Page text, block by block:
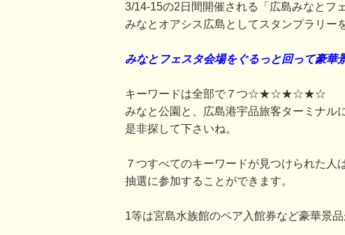
3/14-15の2日間開催される「広島みなとフ
みなとオアシス広島としてスタンプラリー
みなとフェスタ会場をぐるっと回って豪華
キーワードは全部で７つ☆★☆★☆★☆
みなと公園と、広島港宇品旅客ターミナル
是非探して下さいね。
７つすべてのキーワードが見つけられた人
抽選に参加することができます。
1等は宮島水族館のペア入館券など豪華景